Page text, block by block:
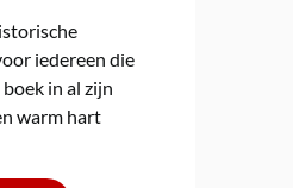
iedereen die
in al zijn
warm hart